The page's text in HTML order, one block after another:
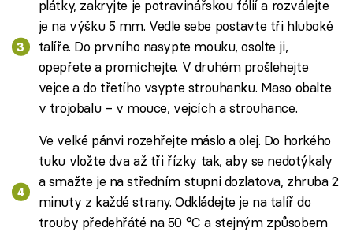
plátky, zakryjte je potravinářskou fólií a rozválejte
je na výšku 5 mm. Vedle sebe postavte tři hluboké
talíře. Do prvního nasypte mouku, osolte ji,
opepřete a promíchejte. V druhém prošlehejte
vejce a do třetího vsypte strouhanku. Maso obalte
v trojobalu – v mouce, vejcích a strouhance.
Ve velké pánvi rozehřejte máslo a olej. Do horkého
tuku vložte dva až tři řízky tak, aby se nedotýkaly
a smažte je na středním stupni dozlatova, zhruba 2
minuty z každé strany. Odkládejte je na talíř do
trouby předehřáté na 50 °C a stejným způsobem